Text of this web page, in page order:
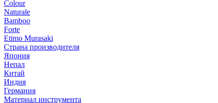
Colour
Naturale
Bamboo
Forte
Etimo Murasaki
Страна производителя
Япония
Непал
Китай
Индия
Германия
Материал инструмента